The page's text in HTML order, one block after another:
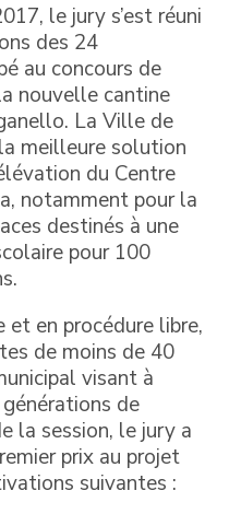
le jury s’est réuni
des 24
au concours de
nouvelle cantine
La Ville de
meilleure solution
du Centre
notamment pour la
destinés à une
pour 100
et en procédure libre,
de moins de 40
visant à
de
la session, le jury a
prix au projet
suivantes :